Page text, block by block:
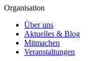
Organisation
Über uns
Aktuelles & Blog
Mitmachen
Veranstaltungen